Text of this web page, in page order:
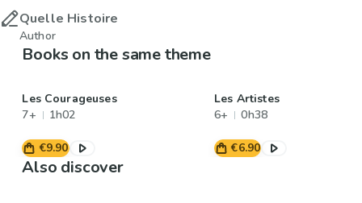
Quelle Histoire
Author
Books on the same theme
Les Courageuses
7+
1h02
€9.90
Les Artistes
6+
0h38
€6.90
Also discover